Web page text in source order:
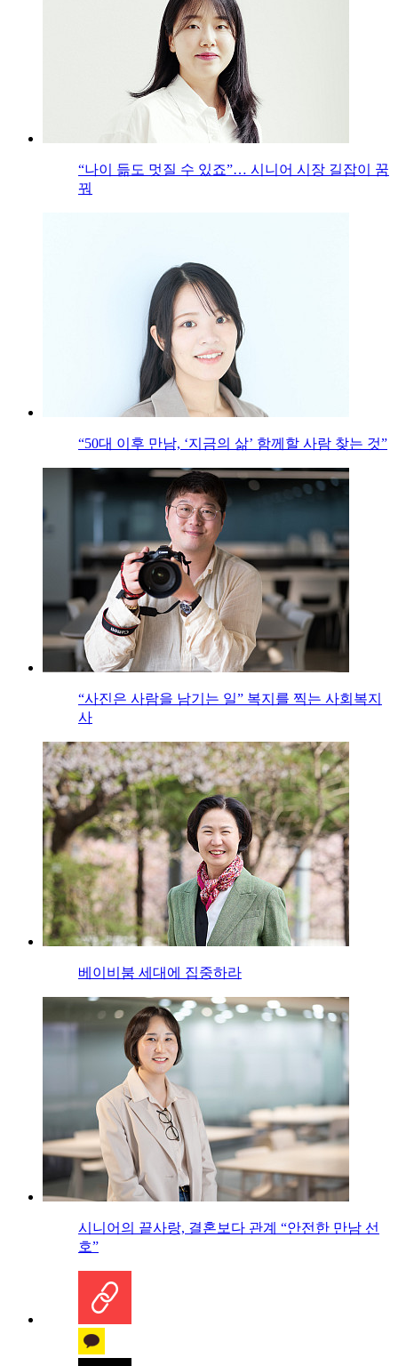
“나이 듦도 멋질 수 있죠”… 시니어 시장 길잡이 꿈
꿔
“50대 이후 만남, ‘지금의 삶’ 함께할 사람 찾는 것”
“사진은 사람을 남기는 일” 복지를 찍는 사회복지
사
베이비붐 세대에 집중하라
시니어의 끝사랑, 결혼보다 관계 “안전한 만남 선
호”